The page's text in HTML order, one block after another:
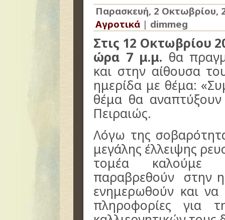
Παρασκευή, 2 Οκτωβρίου,
Αγροτικά | dimmeg
Στις 12 Οκτωβρίου
ώρα 7 μ.μ. θα
και στην αίθουσα
ημερίδα με θέμα:
θέμα θα
Πειραιώς.
Λόγω της
μεγάλης έλλειψης
τομέα καλούμε
παραβρεθούν στην
ενημερωθούν και να
πληροφορίες για